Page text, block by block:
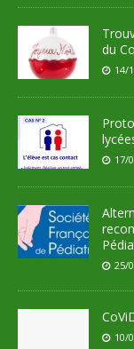
du
14/
17/
25/
10/